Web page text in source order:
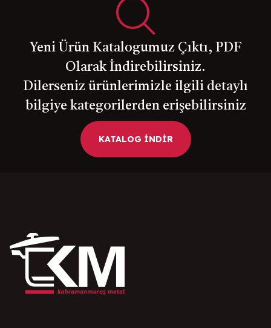
Yeni Ürün Katalogumuz Çıktı, PDF
Olarak İndirebilirsiniz.
Dilerseniz ürünlerimizle ilgili detaylı
bilgiye kategorilerden erişebilirsiniz
KATALOG İNDİR